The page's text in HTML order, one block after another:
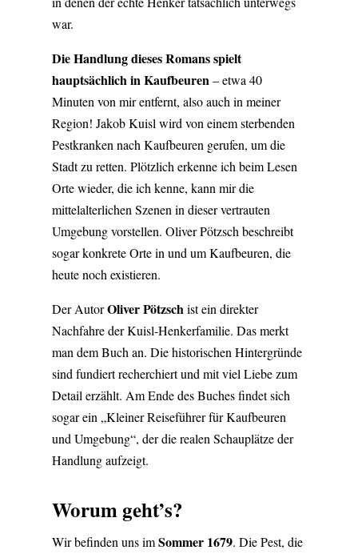
war.
Die Handlung dieses Romans spielt
hauptsächlich in Kaufbeuren – etwa 40
Minuten von mir entfernt, also auch in meiner
Region! Jakob Kuisl wird von einem sterbenden
Pestkranken nach Kaufbeuren gerufen, um die
Stadt zu retten. Plötzlich erkenne ich beim Lesen
Orte wieder, die ich kenne, kann mir die
mittelalterlichen Szenen in dieser vertrauten
Umgebung vorstellen. Oliver Pötzsch beschreibt
sogar konkrete Orte in und um Kaufbeuren, die
heute noch existieren.
Der AutorOliver Pötzsch ist ein direkter
Nachfahre der Kuisl-Henkerfamilie. Das merkt
man dem Buch an. Die historischen Hintergründe
sind fundiert recherchiert und mit viel Liebe zum
Detail erzählt. Am Ende des Buches findet sich
sogar ein „Kleiner Reiseführer für Kaufbeuren
und Umgebung“, der die realen Schauplätze der
Handlung aufzeigt.
Worum geht’s?
Wir befinden uns imSommer 1679. Die Pest, die